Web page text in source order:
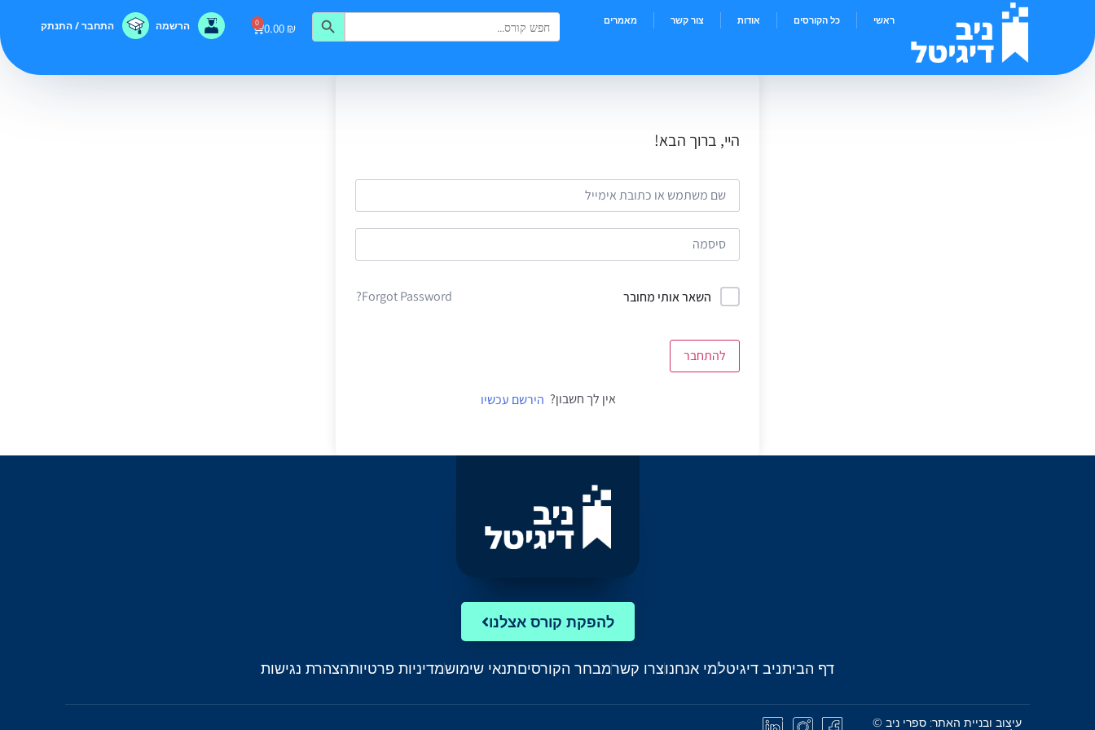
ראשי כל הקורסים אודות צור קשר מאמרים Search
for:
Search Button
0.00 ₪
0 הרשמה התחבר / התנתק
היי, ברוך הבא!
השאר אותי מחובר Forgot Password?
להתחבר
אין לך חשבון? הירשם עכשיו
להפקת קורס אצלנו
דף הביתניב דיגיטלמי אנחנוצרו קשרמבחר הקורסיםתנאי שימושמדיניות פרטיותהצהרת נגישות
עיצוב ובניית האתר: ספרי ניב ©